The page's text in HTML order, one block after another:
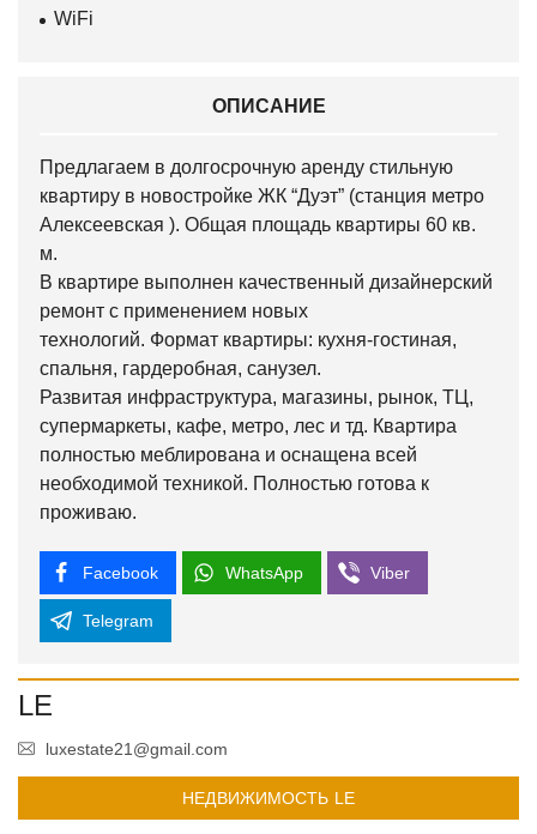
WiFi
ОПИСАНИЕ
Предлагаем в долгосрочную аренду стильную
квартиру в новостройке ЖК “Дуэт” (станция метро
Алексеевская ). Общая площадь квартиры 60 кв.
м.
В квартире выполнен качественный дизайнерский
ремонт с применением новых
технологий. Формат квартиры: кухня-гостиная,
спальня, гардеробная, санузел.
Развитая инфраструктура, магазины, рынок, ТЦ,
супермаркеты, кафе, метро, лес и тд. Квартира
полностью меблирована и оснащена всей
необходимой техникой. Полностью готова к
проживаю.
Facebook WhatsApp Viber
Telegram
LE
luxestate21@gmail.com
НЕДВИЖИМОСТЬ LE